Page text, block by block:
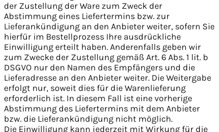
der Zustellung der Ware zum Zweck der
Abstimmung eines Liefertermins bzw. zur
Lieferankündigung an den Anbieter weiter, sofern Sie
hierfür im Bestellprozess Ihre ausdrückliche
Einwilligung erteilt haben. Anderenfalls geben wir
zum Zwecke der Zustellung gemäß Art. 6 Abs. 1 lit. b
DSGVO nur den Namen des Empfängers und die
Lieferadresse an den Anbieter weiter. Die Weitergabe
erfolgt nur, soweit dies für die Warenlieferung
erforderlich ist. In diesem Fall ist eine vorherige
Abstimmung des Liefertermins mit dem Anbieter
bzw. die Lieferankündigung nicht möglich.
Die Einwilligung kann jederzeit mit Wirkung für die